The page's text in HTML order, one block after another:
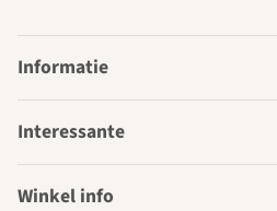
Informatie
Interessante
Winkel info